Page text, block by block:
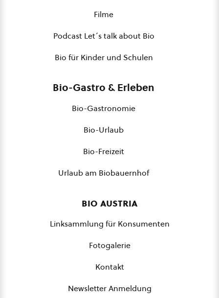
Filme
Podcast Let´s talk about Bio
Bio für Kinder und Schulen
Bio-Gastro & Erleben
Bio-Gastronomie
Bio-Urlaub
Bio-Freizeit
Urlaub am Biobauernhof
bio austria
Linksammlung für Konsumenten
Fotogalerie
Kontakt
Newsletter Anmeldung